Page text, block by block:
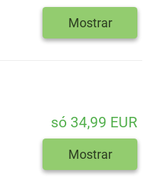
Mostrar
só 34,99 EUR
Mostrar